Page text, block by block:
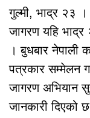
गुल्मी, भाद्र २३
जागरण यहि
। बुधबार नेपाली
पत्रकार सम्मेलन
जागरण अभियान
जानकारी दिएको